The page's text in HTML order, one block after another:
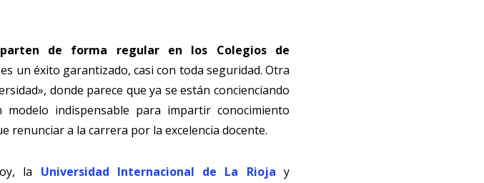
de forma regular en los Colegios de
un éxito garantizado, casi con toda seguridad. Otra
donde parece que ya se están concienciando
indispensable para impartir conocimiento
renunciar a la carrera por la excelencia docente.
la Universidad Internacional de La Rioja y